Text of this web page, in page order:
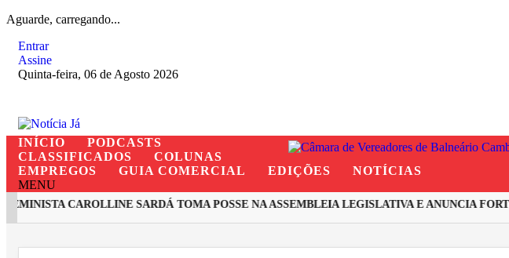
Aguarde, carregando...
Entrar
Assine
Quinta-feira, 06 de Agosto 2026
INÍCIO
PODCASTS
CLASSIFICADOS
COLUNAS
EMPREGOS
GUIA COMERCIAL EDIÇÕES
NOTÍCIAS
MENU
CAROLLINE SARDÁ TOMA POSSE NA ASSEMBLEIA LEGISLATIVA E ANUNCIA